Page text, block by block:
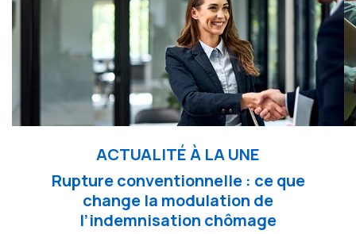
ACTUALITÉ À LA UNE
Rupture conventionnelle : ce que
change la modulation de
l’indemnisation chômage